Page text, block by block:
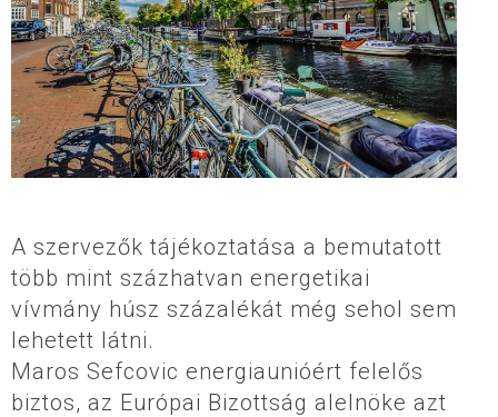
A szervezők tájékoztatása a bemutatott
több mint százhatvan energetikai
vívmány húsz százalékát még sehol sem
lehetett látni.
Maros Sefcovic energiaunióért felelős
biztos, az Európai Bizottság alelnöke azt